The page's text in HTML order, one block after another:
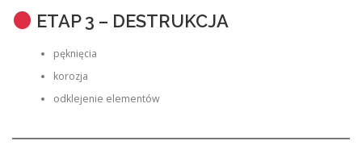
ETAP 3 – DESTRUKCJA
pęknięcia
korozja
odklejenie elementów